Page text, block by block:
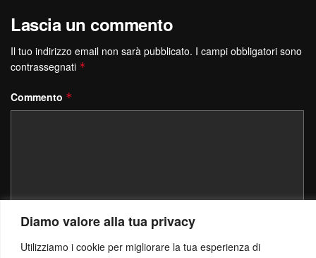
Diamo valore alla tua privacy
Utilizziamo i cookie per migliorare la tua esperienza di
Lascia un commento
Il tuo indirizzo email non sarà pubblicato. I campi obbligatori sono
contrassegnati *
Commento *